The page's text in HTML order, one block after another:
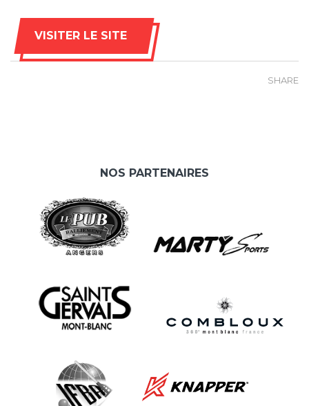
VISITER LE SITE
SHARE
NOS PARTENAIRES